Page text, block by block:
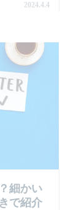
2024.4.4
細かい
で紹介